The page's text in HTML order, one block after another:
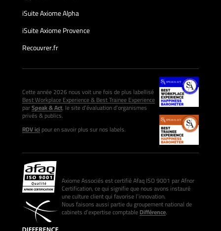
iSuite Axiome Alpha
iSuite Axiome Provence
Recouvrer.fr
Cette année 2026 nous voit une fois de plus labellisé
Best Workplace Experience & Best Trainee Experience
parSpeak & Act, le site d’évaluation d’organismes
privés & publics.
RDV icipour en savoir plus sur nos labels.
Axiome Associés est certifié Afaq ISO 9001 par Afnor
Certification, ce qui signifie que nous avons instauré
une culture client qui favorise l’innovation.
Nous faisons aussi partie du groupement national de
cabinets d’expertise comptableDifférence.